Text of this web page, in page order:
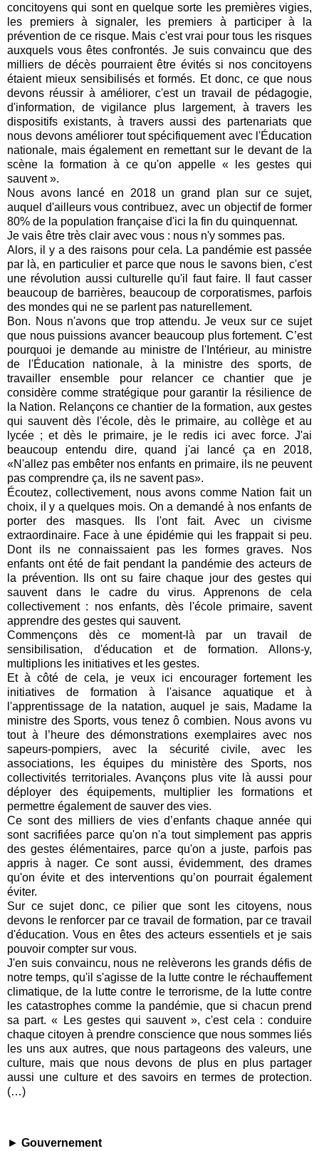
concitoyens qui sont en quelque sorte les premières vigies,
les premiers à signaler, les premiers à participer à la
prévention de ce risque. Mais c'est vrai pour tous les risques
auxquels vous êtes confrontés. Je suis convaincu que des
milliers de décès pourraient être évités si nos concitoyens
étaient mieux sensibilisés et formés. Et donc, ce que nous
devons réussir à améliorer, c'est un travail de pédagogie,
d'information, de vigilance plus largement, à travers les
dispositifs existants, à travers aussi des partenariats que
nous devons améliorer tout spécifiquement avec l'Éducation
nationale, mais également en remettant sur le devant de la
scène la formation à ce qu'on appelle « les gestes qui
sauvent ».
Nous avons lancé en 2018 un grand plan sur ce sujet,
auquel d'ailleurs vous contribuez, avec un objectif de former
80% de la population française d'ici la fin du quinquennat.
Je vais être très clair avec vous : nous n'y sommes pas.
Alors, il y a des raisons pour cela. La pandémie est passée
par là, en particulier et parce que nous le savons bien, c'est
une révolution aussi culturelle qu'il faut faire. Il faut casser
beaucoup de barrières, beaucoup de corporatismes, parfois
des mondes qui ne se parlent pas naturellement.
Bon. Nous n'avons que trop attendu. Je veux sur ce sujet
que nous puissions avancer beaucoup plus fortement. C’est
pourquoi je demande au ministre de l'Intérieur, au ministre
de l'Éducation nationale, à la ministre des sports, de
travailler ensemble pour relancer ce chantier que je
considère comme stratégique pour garantir la résilience de
la Nation. Relançons ce chantier de la formation, aux gestes
qui sauvent dès l'école, dès le primaire, au collège et au
lycée ; et dès le primaire, je le redis ici avec force. J'ai
beaucoup entendu dire, quand j'ai lancé ça en 2018,
«N'allez pas embêter nos enfants en primaire, ils ne peuvent
pas comprendre ça, ils ne savent pas».
Écoutez, collectivement, nous avons comme Nation fait un
choix, il y a quelques mois. On a demandé à nos enfants de
porter des masques. Ils l'ont fait. Avec un civisme
extraordinaire. Face à une épidémie qui les frappait si peu.
Dont ils ne connaissaient pas les formes graves. Nos
enfants ont été de fait pendant la pandémie des acteurs de
la prévention. Ils ont su faire chaque jour des gestes qui
sauvent dans le cadre du virus. Apprenons de cela
collectivement : nos enfants, dès l'école primaire, savent
apprendre des gestes qui sauvent.
Commençons dès ce moment-là par un travail de
sensibilisation, d'éducation et de formation. Allons-y,
multiplions les initiatives et les gestes.
Et à côté de cela, je veux ici encourager fortement les
initiatives de formation à l'aisance aquatique et à
l'apprentissage de la natation, auquel je sais, Madame la
ministre des Sports, vous tenez ô combien. Nous avons vu
tout à l’heure des démonstrations exemplaires avec nos
sapeurs-pompiers, avec la sécurité civile, avec les
associations, les équipes du ministère des Sports, nos
collectivités territoriales. Avançons plus vite là aussi pour
déployer des équipements, multiplier les formations et
permettre également de sauver des vies.
Ce sont des milliers de vies d’enfants chaque année qui
sont sacrifiées parce qu'on n'a tout simplement pas appris
des gestes élémentaires, parce qu'on a juste, parfois pas
appris à nager. Ce sont aussi, évidemment, des drames
qu'on évite et des interventions qu’on pourrait également
éviter.
Sur ce sujet donc, ce pilier que sont les citoyens, nous
devons le renforcer par ce travail de formation, par ce travail
d'éducation. Vous en êtes des acteurs essentiels et je sais
pouvoir compter sur vous.
J'en suis convaincu, nous ne relèverons les grands défis de
notre temps, qu'il s'agisse de la lutte contre le réchauffement
climatique, de la lutte contre le terrorisme, de la lutte contre
les catastrophes comme la pandémie, que si chacun prend
sa part. « Les gestes qui sauvent », c'est cela : conduire
chaque citoyen à prendre conscience que nous sommes liés
les uns aux autres, que nous partageons des valeurs, une
culture, mais que nous devons de plus en plus partager
aussi une culture et des savoirs en termes de protection.
(…)
► Gouvernement